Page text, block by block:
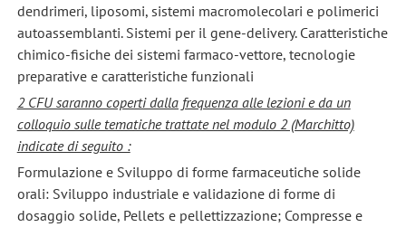
dendrimeri, liposomi, sistemi macromolecolari e polimerici
autoassemblanti. Sistemi per il gene-delivery. Caratteristiche
chimico-fisiche dei sistemi farmaco-vettore, tecnologie
preparative e caratteristiche funzionali
2 CFU saranno coperti dalla frequenza alle lezioni e da un
colloquio sulle tematiche trattate nel modulo 2 (Marchitto)
indicate di seguito :
Formulazione e Sviluppo di forme farmaceutiche solide
orali: Sviluppo industriale e validazione di forme di
dosaggio solide, Pellets e pellettizzazione; Compresse e